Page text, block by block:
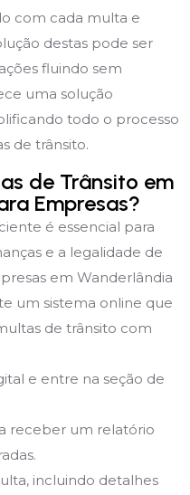
com cada multa e
destas pode ser
fluindo sem
uma solução
todo o processo
de trânsito.
de Trânsito em
Empresas?
é essencial para
e a legalidade de
em Wanderlândia
um sistema online que
de trânsito com
e entre na seção de
receber um relatório
incluindo detalhes